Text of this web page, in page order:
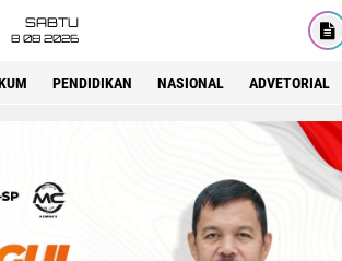
SABTU
8 08 2026
PENDIDIKAN NASIONAL ADVETORIAL